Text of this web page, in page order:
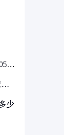
代
少